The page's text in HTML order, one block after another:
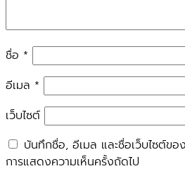
ชื่อ *
อีเมล *
เว็บไซต์
บันทึกชื่อ, อีเมล และชื่อเว็บไซต์ขอ
การแสดงความเห็นครั้งถัดไป